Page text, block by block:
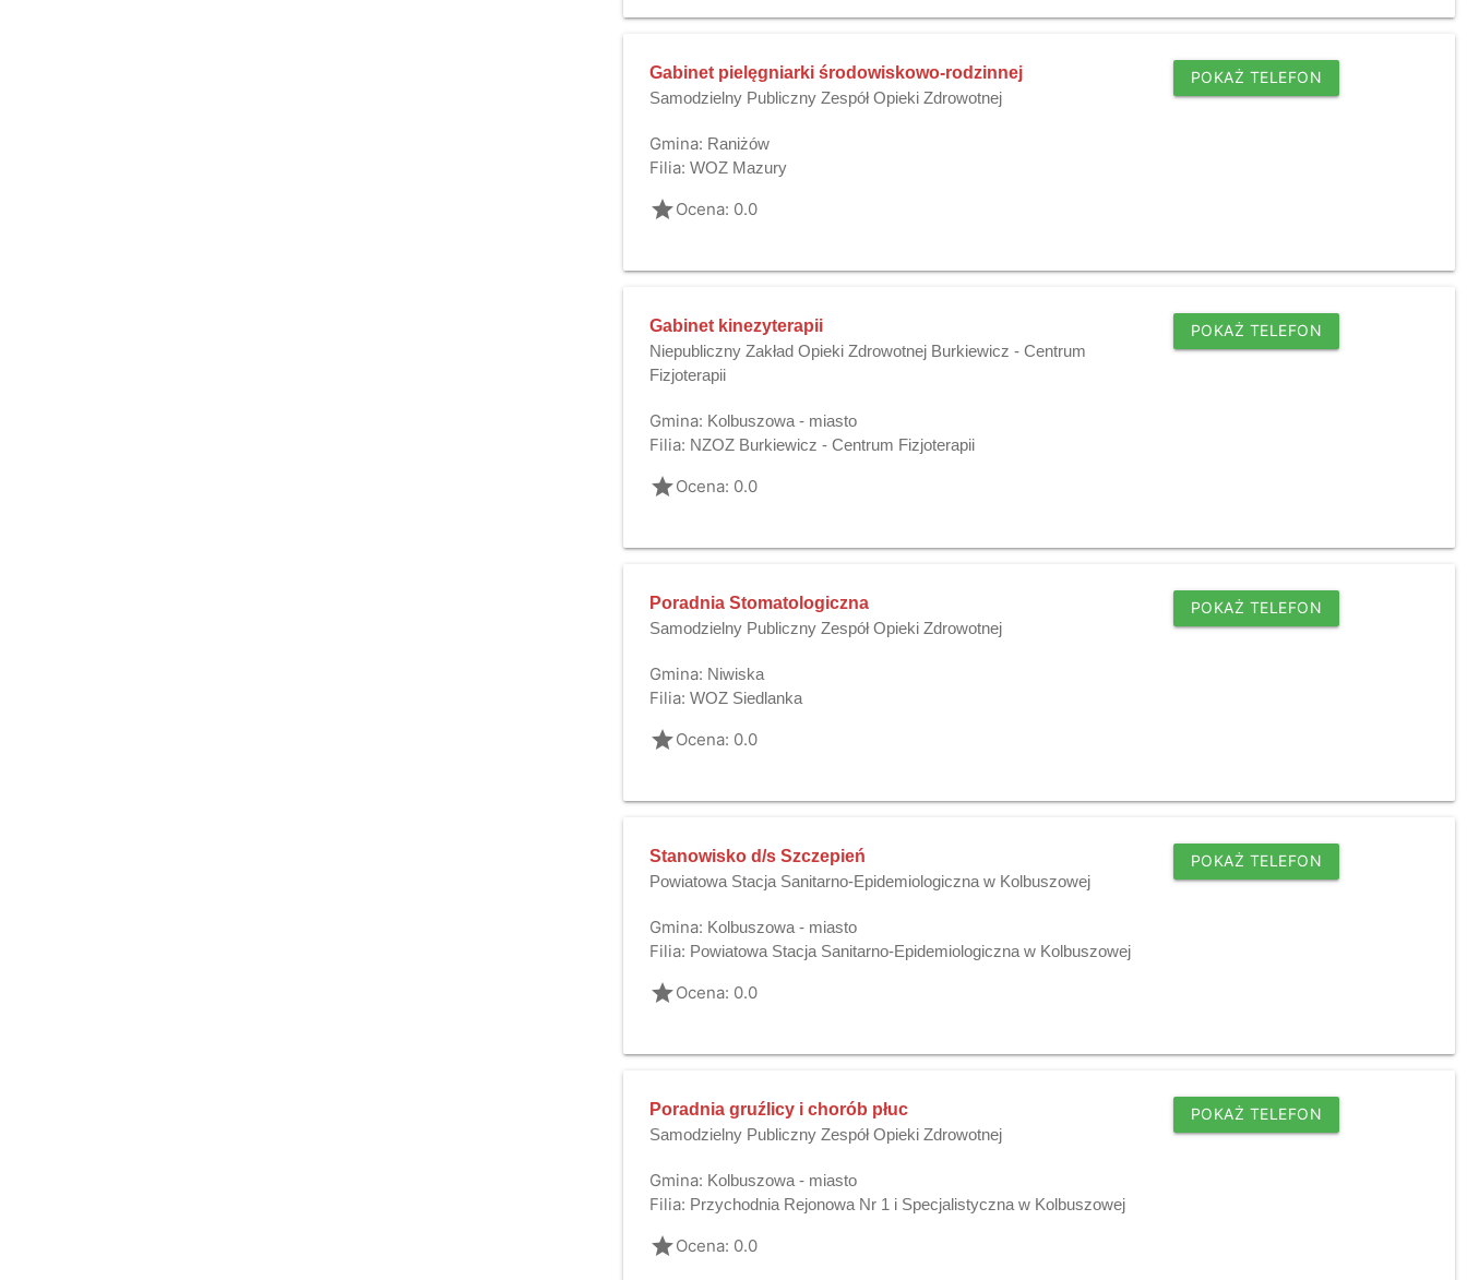
Gabinet pielęgniarki środowiskowo-rodzinnej
Samodzielny Publiczny Zespół Opieki Zdrowotnej
POKAŻ TELEFON
Gmina: Raniżów
Filia: WOZ Mazury
gradeOcena: 0.0
Gabinet kinezyterapii
Niepubliczny Zakład Opieki Zdrowotnej Burkiewicz - Centrum
Fizjoterapii
POKAŻ TELEFON
Gmina: Kolbuszowa - miasto
Filia: NZOZ Burkiewicz - Centrum Fizjoterapii
gradeOcena: 0.0
Poradnia Stomatologiczna
Samodzielny Publiczny Zespół Opieki Zdrowotnej
POKAŻ TELEFON
Gmina: Niwiska
Filia: WOZ Siedlanka
gradeOcena: 0.0
Stanowisko d/s Szczepień
Powiatowa Stacja Sanitarno-Epidemiologiczna w Kolbuszowej
POKAŻ TELEFON
Gmina: Kolbuszowa - miasto
Filia: Powiatowa Stacja Sanitarno-Epidemiologiczna w Kolbuszowej
gradeOcena: 0.0
Poradnia gruźlicy i chorób płuc
Samodzielny Publiczny Zespół Opieki Zdrowotnej
POKAŻ TELEFON
Gmina: Kolbuszowa - miasto
Filia: Przychodnia Rejonowa Nr 1 i Specjalistyczna w Kolbuszowej
gradeOcena: 0.0